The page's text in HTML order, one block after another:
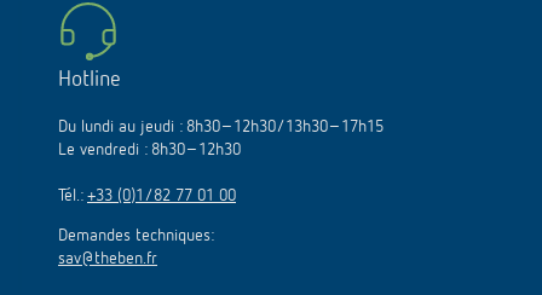
Hotline
Du lundi au jeudi : 8h30–12h30/13h30–17h15
Le vendredi : 8h30–12h30
Tél.: +33 (0)1/82 77 01 00
Demandes techniques:
sav@theben.fr